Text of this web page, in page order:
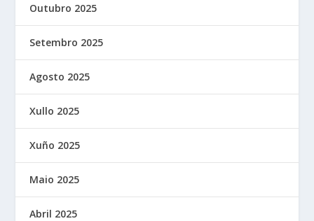
Outubro 2025
Setembro 2025
Agosto 2025
Xullo 2025
Xuño 2025
Maio 2025
Abril 2025